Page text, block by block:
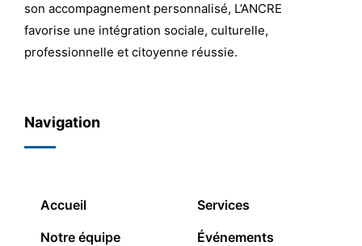
son accompagnement personnalisé, L’ANCRE
favorise une intégration sociale, culturelle,
professionnelle et citoyenne réussie.
Navigation
Accueil
Notre équipe
Services
Événements